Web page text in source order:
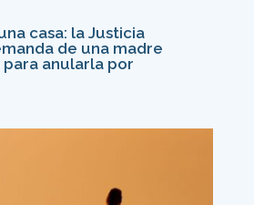
casa: la Justicia
de una madre
anularla por